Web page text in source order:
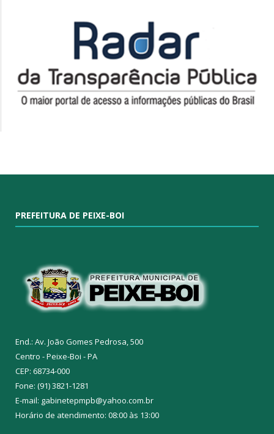
PREFEITURA DE PEIXE-BOI
End.: Av. João Gomes Pedrosa, 500
Centro - Peixe-Boi - PA
CEP: 68734-000
Fone: (91) 3821-1281
E-mail: gabinetepmpb@yahoo.com.br
Horário de atendimento: 08:00 às 13:00